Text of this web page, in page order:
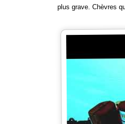
plus grave. Chèvres